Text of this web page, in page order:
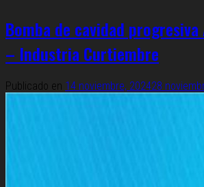
Bomba de cavidad progresiva
– Industria Curtiembre
Publicado en 14 noviembre, 202428